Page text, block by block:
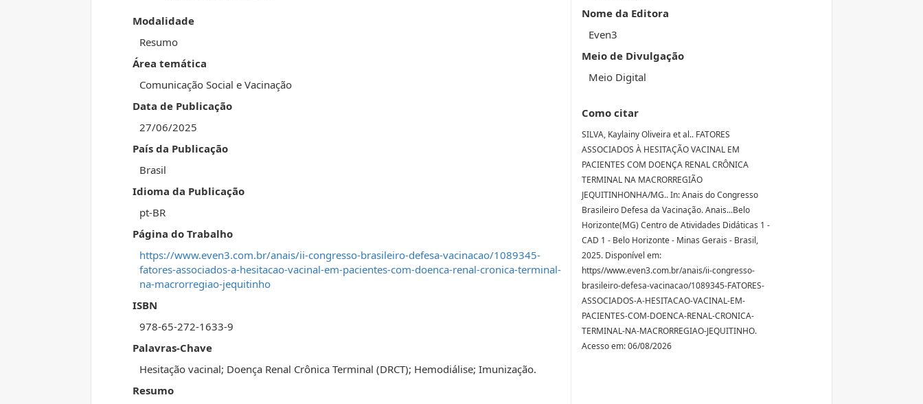
Modalidade
Resumo
Área temática
Comunicação Social e Vacinação
Data de Publicação
27/06/2025
País da Publicação
Brasil
Idioma da Publicação
pt-BR
Página do Trabalho
https://www.even3.com.br/anais/ii-congresso-brasileiro-defesa-vacinacao/1089345-
fatores-associados-a-hesitacao-vacinal-em-pacientes-com-doenca-renal-cronica-terminal-
na-macrorregiao-jequitinho
ISBN
978-65-272-1633-9
Palavras-Chave
Hesitação vacinal; Doença Renal Crônica Terminal (DRCT); Hemodiálise; Imunização.
Resumo
Nome da Editora
Even3
Meio de Divulgação
Meio Digital
Como citar
SILVA, Kaylainy Oliveira et al.. FATORES
ASSOCIADOS À HESITAÇÃO VACINAL EM
PACIENTES COM DOENÇA RENAL CRÔNICA
TERMINAL NA MACRORREGIÃO
JEQUITINHONHA/MG.. In: Anais do Congresso
Brasileiro Defesa da Vacinação. Anais...Belo
Horizonte(MG) Centro de Atividades Didáticas 1 -
CAD 1 - Belo Horizonte - Minas Gerais - Brasil,
2025. Disponível em:
https//www.even3.com.br/anais/ii-congresso-
brasileiro-defesa-vacinacao/1089345-FATORES-
ASSOCIADOS-A-HESITACAO-VACINAL-EM-
PACIENTES-COM-DOENCA-RENAL-CRONICA-
TERMINAL-NA-MACRORREGIAO-JEQUITINHO.
Acesso em: 06/08/2026